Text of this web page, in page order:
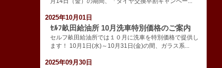
2025年10月01日
ｾﾙﾌ畝田給油所 10月洗車特別価格のご案内
セルフ畝田給油所では１０月に洗車を特別価格で提供し
ます！ 10月1日(水)～10月31日(金)の間、ガラス系...
2025年09月30日